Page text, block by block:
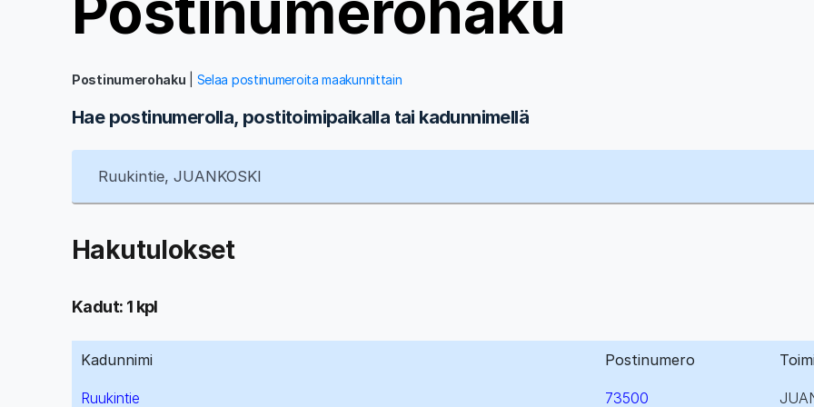
Postinumerohaku Selaa postinumeroita maakunnittain
Hae postinumerolla, postitoimipaikalla tai kadunnimellä
Hakutulokset
Kadut: 1 kpl
Kadunnimi Postinumero
Ruukintie 73500